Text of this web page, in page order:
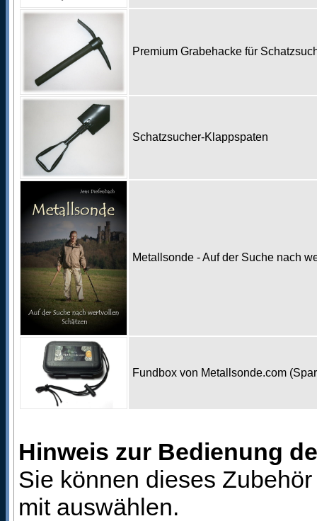
Premium Grabehacke für
Schatzsucher-Klappspaten
Metallsonde - Auf der Suche nach
Fundbox von Metallsonde.com
Hinweis zur Bedienung
Sie können dieses
mit auswählen.